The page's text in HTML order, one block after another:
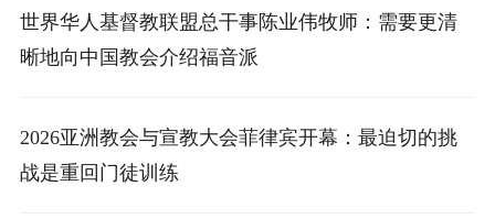
世界华人基督教联盟总干事陈业伟牧师：需要更清
晰地向中国教会介绍福音派
2026亚洲教会与宣教大会菲律宾开幕：最迫切的挑
战是重回门徒训练